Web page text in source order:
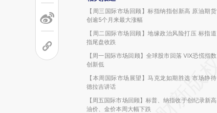
【周三国际市场回顾】标指纳指创新高 原油期货
创逾5个月来最大涨幅
【周二国际市场回顾】地缘政治风险打压 标指道
指尾盘收跌
【周一国际市场回顾】全球股市回落 VIX恐慌指数
创新低
【本周国际市场展望】马克龙如期胜选 市场静待
德拉吉讲话
【周五国际市场回顾】标普、纳指收于创纪录新高
油价、金价本周大幅下跌